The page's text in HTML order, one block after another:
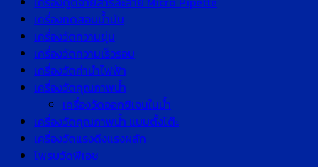
เครื่องทดสอบน้ำมัน
เครื่องวัดความขุ่น
เครื่องวัดความเร็วรอบ
เครื่องวัดค่านำไฟฟ้า
เครื่องวัดคุณภาพน้ำ
เครื่องวัดออกซิเจนในน้ำ
เครื่องวัดคุณภาพน้ำ แบบตั้งโต๊ะ
เครื่องวัดแรงดึงแรงผลัก
โพรบวัดพีเอช